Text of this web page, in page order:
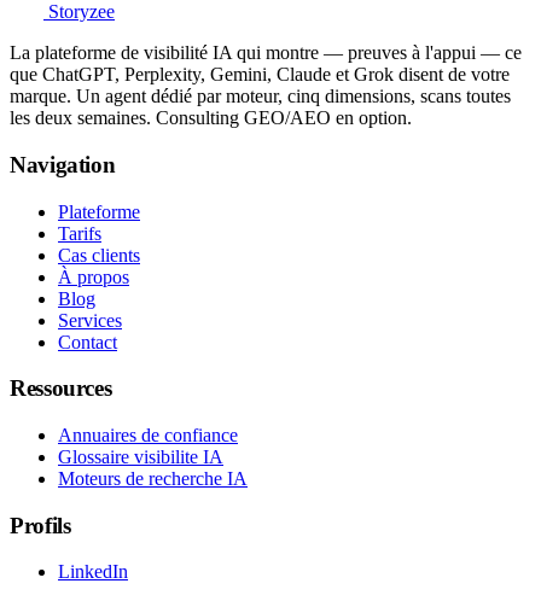
Storyzee
La plateforme de visibilité IA qui montre — preuves à l'appui — ce
que ChatGPT, Perplexity, Gemini, Claude et Grok disent de votre
marque. Un agent dédié par moteur, cinq dimensions, scans toutes
les deux semaines. Consulting GEO/AEO en option.
Navigation
Plateforme
Tarifs
Cas clients
À propos
Blog
Services
Contact
Ressources
Annuaires de confiance
Glossaire visibilite IA
Moteurs de recherche IA
Profils
LinkedIn